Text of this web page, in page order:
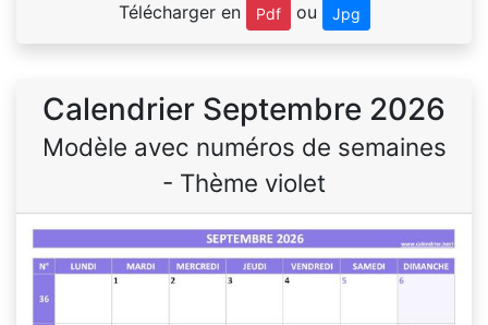
Télécharger en Pdf ou Jpg
Calendrier Septembre 2026
Modèle avec numéros de semaines
- Thème violet